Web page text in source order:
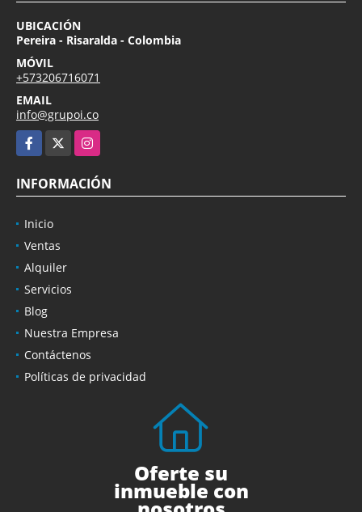
UBICACIÓN
Pereira - Risaralda - Colombia
MÓVIL
+573206716071
EMAIL
info@grupoi.co
Facebook
Instagram
INFORMACIÓN
Inicio
Ventas
Alquiler
Servicios
Blog
Nuestra Empresa
Contáctenos
Políticas de privacidad
Oferte su
inmueble con